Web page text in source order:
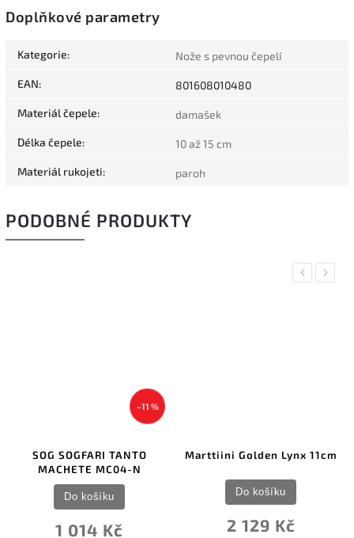
Doplňkové parametry
Kategorie: Nože s pevnou čepelí
EAN: 801608010480
Materiál čepele: damašek
Délka čepele: 10 až 15 cm
Materiál rukojeti: paroh
PODOBNÉ PRODUKTY
Previous
SOGFARI TANTO
MC04-N
1 014 Kč
Marttiini Golden Lynx 11cm
2 129 Kč
Next